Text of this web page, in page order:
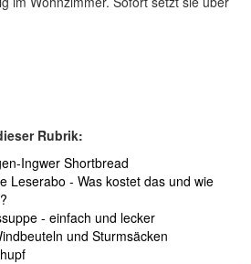
Rubrik:
Ingwer Shortbread
Leserabo - Was kostet das und wie
- einfach und lecker
und Sturmsäcken